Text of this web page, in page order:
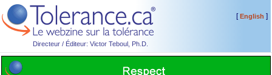
Directeur / Éditeur: Victor Teboul, Ph.D.
[English ]